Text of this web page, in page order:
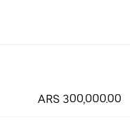
ARS 300,000.00